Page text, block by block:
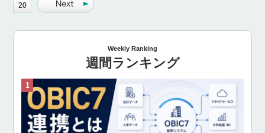
20
Weekly Ranking
週間ランキング